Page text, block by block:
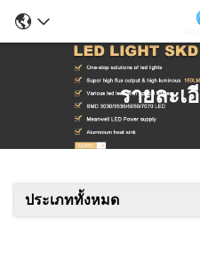
รายละเ
ประเภททั้งหมด